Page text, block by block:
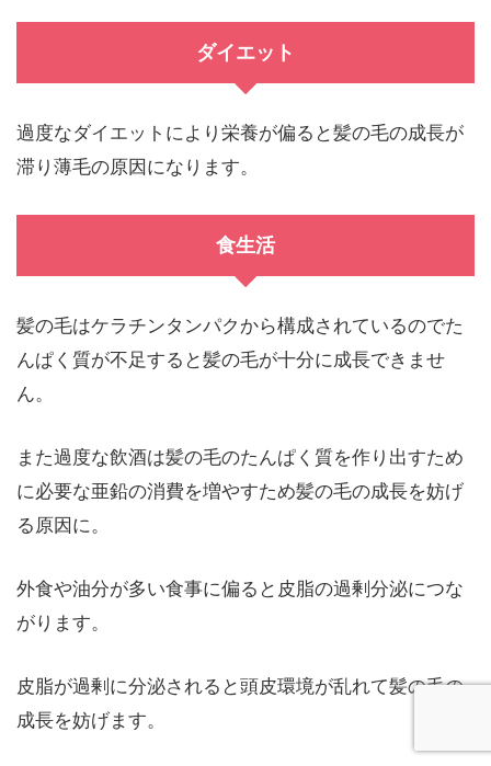
ダイエット
過度なダイエットにより栄養が偏ると髪の毛の成長が
滞り薄毛の原因になります。
食生活
髪の毛はケラチンタンパクから構成されているのでた
んぱく質が不足すると髪の毛が十分に成長できませ
ん。
また過度な飲酒は髪の毛のたんぱく質を作り出すため
に必要な亜鉛の消費を増やすため髪の毛の成長を妨げ
る原因に。
外食や油分が多い食事に偏ると皮脂の過剰分泌につな
がります。
皮脂が過剰に分泌されると頭皮環境が乱れて髪の毛の
成長を妨げます。